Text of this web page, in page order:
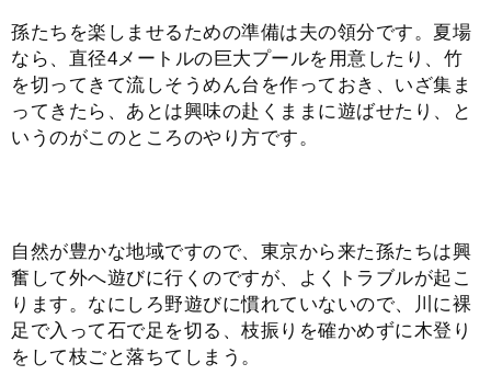
孫たちを楽しませるための準備は夫の領分です。夏場
なら、直径4メートルの巨大プールを用意したり、竹
を切ってきて流しそうめん台を作っておき、いざ集ま
ってきたら、あとは興味の赴くままに遊ばせたり、と
いうのがこのところのやり方です。
自然が豊かな地域ですので、東京から来た孫たちは興
奮して外へ遊びに行くのですが、よくトラブルが起こ
ります。なにしろ野遊びに慣れていないので、川に裸
足で入って石で足を切る、枝振りを確かめずに木登り
をして枝ごと落ちてしまう。